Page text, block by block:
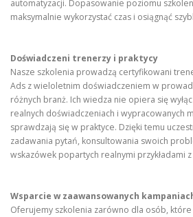
automatyzacji. Dopasowanie poziomu
maksymalnie wykorzystać czas i osiągnąć
Doświadczeni trenerzy i praktycy
Nasze szkolenia prowadzą certyfikowani
Ads z wieloletnim doświadczeniem w
różnych branż. Ich wiedza nie opiera się
realnych doświadczeniach i wypracowanych
sprawdzają się w praktyce. Dzięki temu
zadawania pytań, konsultowania swoich
wskazówek popartych realnymi przykładami z
Wsparcie w zaawansowanych
Oferujemy szkolenia zarówno dla osób,